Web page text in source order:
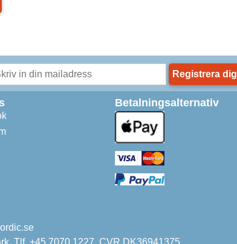
Registrera dig
Betalningsalternativ